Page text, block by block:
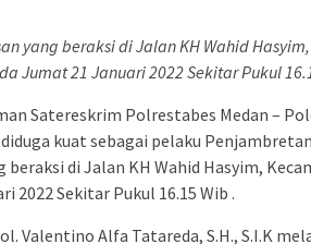
yang beraksi di Jalan KH Wahid
Jumat 21 Januari 2022 Sekitar Pukul
Satereskrim Polrestabes Medan –
kuat sebagai pelaku
di Jalan KH Wahid Hasyim,
2022 Sekitar Pukul 16.15 Wib .
Valentino Alfa Tatareda, S.H., S.I.K